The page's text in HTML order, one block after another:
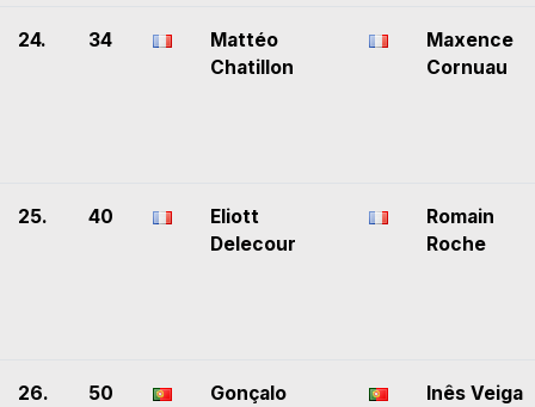
24. 34
Mattéo
Chatillon
Maxence
Cornuau
25. 40
Eliott
Delecour
Romain
Roche
26. 50
Gonçalo
Inês Veiga